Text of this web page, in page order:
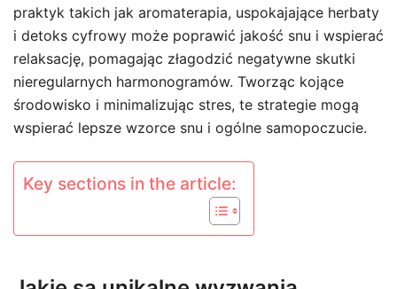
praktyk takich jak aromaterapia, uspokajające herbaty
i detoks cyfrowy może poprawić jakość snu i wspierać
relaksację, pomagając złagodzić negatywne skutki
nieregularnych harmonogramów. Tworząc kojące
środowisko i minimalizując stres, te strategie mogą
wspierać lepsze wzorce snu i ogólne samopoczucie.
Key sections in the article: